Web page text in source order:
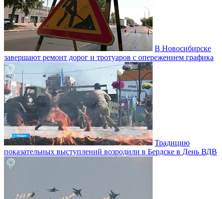
В Новосибирске
завершают ремонт дорог и тротуаров с опережением графика
Традицию
показательных выступлений возродили в Бердске в День ВДВ